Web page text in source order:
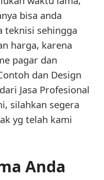
bisa anda
teknisi sehingga
harga, karena
pagar dan
dan Design
Jasa Profesional
silahkan segera
yg telah kami
Anda